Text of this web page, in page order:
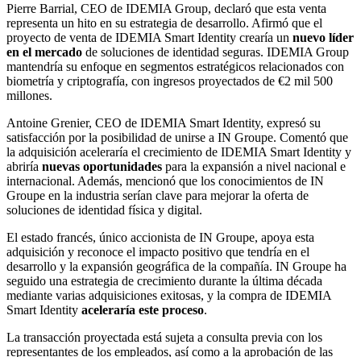
Pierre Barrial, CEO de IDEMIA Group, declaró que esta venta
representa un hito en su estrategia de desarrollo. Afirmó que el
proyecto de venta de IDEMIA Smart Identity crearía un nuevo líder
en el mercado de soluciones de identidad seguras. IDEMIA Group
mantendría su enfoque en segmentos estratégicos relacionados con
biometría y criptografía, con ingresos proyectados de €2 mil 500
millones.
Antoine Grenier, CEO de IDEMIA Smart Identity, expresó su
satisfacción por la posibilidad de unirse a IN Groupe. Comentó que
la adquisición aceleraría el crecimiento de IDEMIA Smart Identity y
abriría nuevas oportunidades para la expansión a nivel nacional e
internacional. Además, mencionó que los conocimientos de IN
Groupe en la industria serían clave para mejorar la oferta de
soluciones de identidad física y digital.
El estado francés, único accionista de IN Groupe, apoya esta
adquisición y reconoce el impacto positivo que tendría en el
desarrollo y la expansión geográfica de la compañía. IN Groupe ha
seguido una estrategia de crecimiento durante la última década
mediante varias adquisiciones exitosas, y la compra de IDEMIA
Smart Identity aceleraría este proceso.
La transacción proyectada está sujeta a consulta previa con los
representantes de los empleados, así como a la aprobación de las